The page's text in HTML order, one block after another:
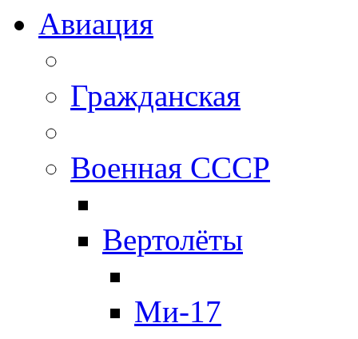
Авиация
Гражданская
Военная СССР
Вертолёты
Ми-17